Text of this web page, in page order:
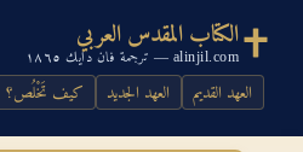
الكتاب المقدس العربي
alinjil.com — ترجمة فان دايك ١٨٦٥
العهد القديم العهد الجديد كيف تَخْلُص؟